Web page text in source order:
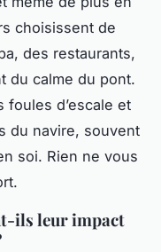
choisissent de
des restaurants,
du calme du pont.
d’escale et
du navire, souvent
soi. Rien ne vous
ils leur impact